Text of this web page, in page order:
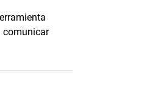
comunicar